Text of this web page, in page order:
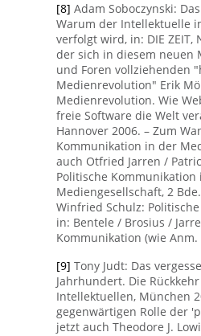
[8] Adam Soboczynski:
Warum der Intellektuelle
verfolgt wird, in: DIE ZEIT,
der sich in diesem neuen
und Foren vollziehenden
Medienrevolution" Erik
Medienrevolution. Wie
freie Software die Welt
Hannover 2006. – Zum
Kommunikation in der
auch Otfried Jarren /
Politische Kommunikation
Mediengesellschaft, 2
Winfried Schulz:
in: Bentele / Brosius /
Kommunikation (wie Anm.
[9] Tony Judt: Das
Jahrhundert. Die
Intellektuellen, München
gegenwärtigen Rolle der
jetzt auch Theodore J.